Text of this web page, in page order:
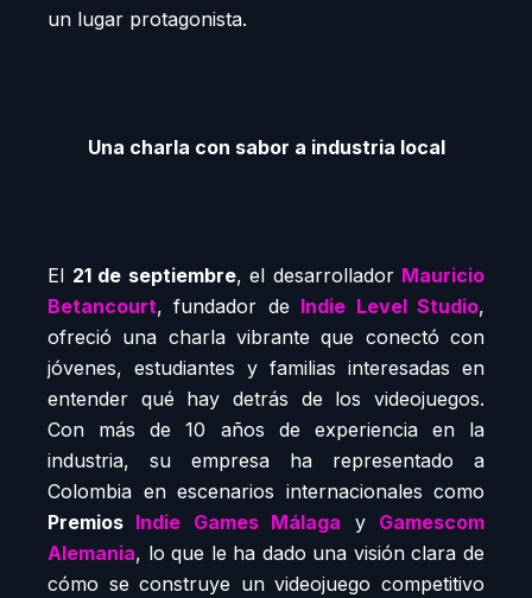
un lugar protagonista.
Una charla con sabor a industria local
El 21 de septiembre, el desarrollador Mauricio
Betancourt, fundador de Indie Level Studio,
ofreció una charla vibrante que conectó con
jóvenes, estudiantes y familias interesadas en
entender qué hay detrás de los videojuegos.
Con más de 10 años de experiencia en la
industria, su empresa ha representado a
Colombia en escenarios internacionales como
Premios Indie Games Málaga y Gamescom
Alemania, lo que le ha dado una visión clara de
cómo se construye un videojuego competitivo